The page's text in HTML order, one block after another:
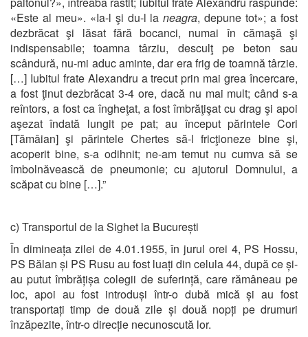
«Este al meu». «Ia-l şi du-l laneagra, depune tot»; a fost
dezbrăcat şi lăsat fără bocanci, numai în cămaşă şi
indispensabile; toamna târziu, desculţ pe beton sau
scândură, nu-mi aduc aminte, dar era frig de toamnă târzie.
[…] Iubitul frate Alexandru a trecut prin mai grea încercare,
a fost ţinut dezbrăcat 3-4 ore, dacă nu mai mult; când s-a
reîntors, a fost ca îngheţat, a fost îmbrăţişat cu drag şi apoi
aşezat îndată lungit pe pat; au început părintele Cori
[Tămâian] şi părintele Chertes să-l fricţioneze bine şi,
acoperit bine, s-a odihnit; ne-am temut nu cumva să se
îmbolnăvească de pneumonie; cu ajutorul Domnului, a
scăpat cu bine […].”
c) Transportul de la Sighet la București
În dimineața zilei de 4.01.1955, în jurul orei 4, PS Hossu,
PS Bălan și PS Rusu au fost luați din celula 44, după ce și-
au putut îmbrățișa colegii de suferință, care rămâneau pe
loc, apoi au fost introduși într-o dubă mică și au fost
transportați timp de două zile și două nopți pe drumuri
înzăpezite, într-o direcție necunoscută lor.